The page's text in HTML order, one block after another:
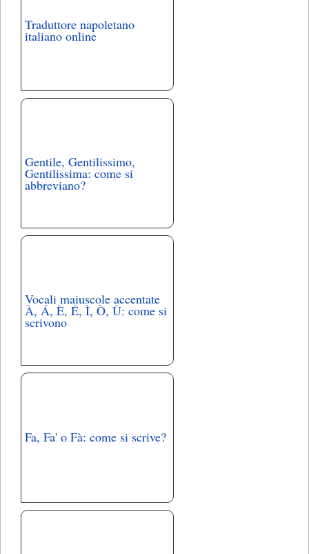
Traduttore napoletano
italiano online
Gentile, Gentilissimo,
Gentilissima: come si
abbreviano?
Vocali maiuscole accentate
À, Á, È, É, Ì, Ò, Ù: come si
scrivono
Fa, Fa' o Fà: come si scrive?